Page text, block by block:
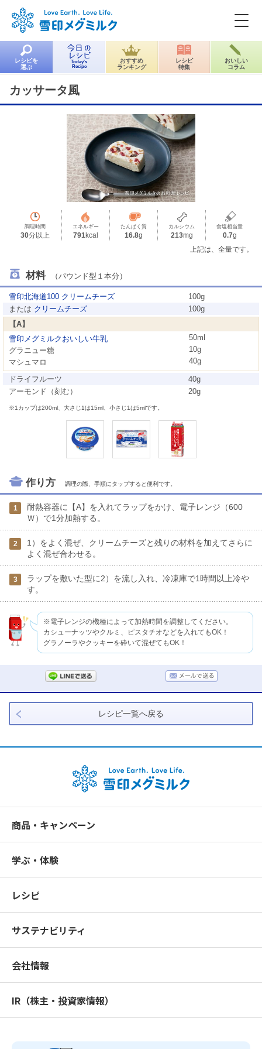
レシピを
選ぶ
Today's
Recipe
おすすめ
ランキング
レシピ
特集
おいしい
コラム
カッサータ風
調理時間
30分以上
エネルギー
791kcal
たんぱく質
16.8g
カルシウム
213mg
食塩相当量
0.7g
上記は、全量です。
材料 （パウンド型１本分）
雪印北海道100 クリームチーズ
100g
または クリームチーズ
100g
【A】
雪印メグミルクおいしい牛乳
50ml
グラニュー糖
10g
マシュマロ
40g
ドライフルーツ
40g
アーモンド（刻む）
20g
※1カップは200ml、大さじ1は15ml、小さじ1は5mlです。
作り方 調理の際、手順にタップすると便利です。
1
耐熱容器に【A】を入れてラップをかけ、電子レンジ（600
Ｗ）で1分加熱する。
2
1）をよく混ぜ、クリームチーズと残りの材料を加えてさらに
よく混ぜ合わせる。
3
ラップを敷いた型に2）を流し入れ、冷凍庫で1時間以上冷や
す。
※電子レンジの機種によって加熱時間を調整してください。
カシューナッツやクルミ、ピスタチオなどを入れてもOK！
グラノーラやクッキーを砕いて混ぜてもOK！
レシピ一覧へ戻る
商品・キャンペーン
学ぶ・体験
レシピ
サステナビリティ
会社情報
IR（株主・投資家情報）